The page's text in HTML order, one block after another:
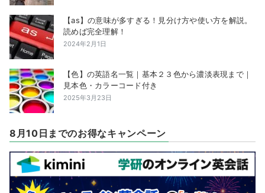
【as】の意味が多すぎる！見分け方や使い方を解説。
読めば完全理解！
2024年2月1日
【色】の英語名一覧｜基本２３色から濃淡表現まで｜
見本色・カラーコード付き
2025年3月23日
8月10日までのお得なキャンペーン